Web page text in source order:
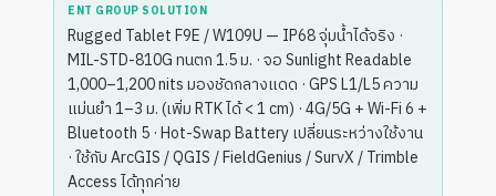
ENT GROUP SOLUTION
Rugged Tablet F9E / W109U — IP68 จุ่มน้ำได้จริง ·
MIL-STD-810G ทนตก 1.5 ม. · จอ Sunlight Readable
1,000–1,200 nits มองชัดกลางแดด · GPS L1/L5 ความ
แม่นยำ 1–3 ม. (เพิ่ม RTK ได้ < 1 cm) · 4G/5G + Wi-Fi 6 +
Bluetooth 5 · Hot-Swap Battery เปลี่ยนระหว่างใช้งาน
· ใช้กับ ArcGIS / QGIS / FieldGenius / SurvX / Trimble
Access ได้ทุกค่าย